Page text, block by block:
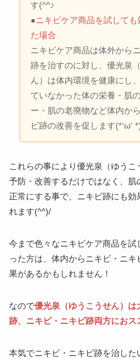
す(^^♪
●ニキビケア商品を試しても
た場合
ニキビケア商品は体外から
跡を治すのに対し、優光泉
ん）は体内環境を健康にし
ていなかった体の栄養・肌
ー・肌の老廃物など体内か
ビ跡の改善を促します(*‘ω‘
これらの事により優光泉（ゆうこ
予防・改善するだけではなく、肌
正常にする事で、ニキビ跡にも効
れます(^^)/
今まで色々なニキビケア商品を試
った方は、体内からニキビ・ニキ
果があるかもしれません！
なので優光泉（ゆうこうせん）は
跡、ニキビ・ニキビ跡両方におス
本気でニキビ・ニキビ跡を治した